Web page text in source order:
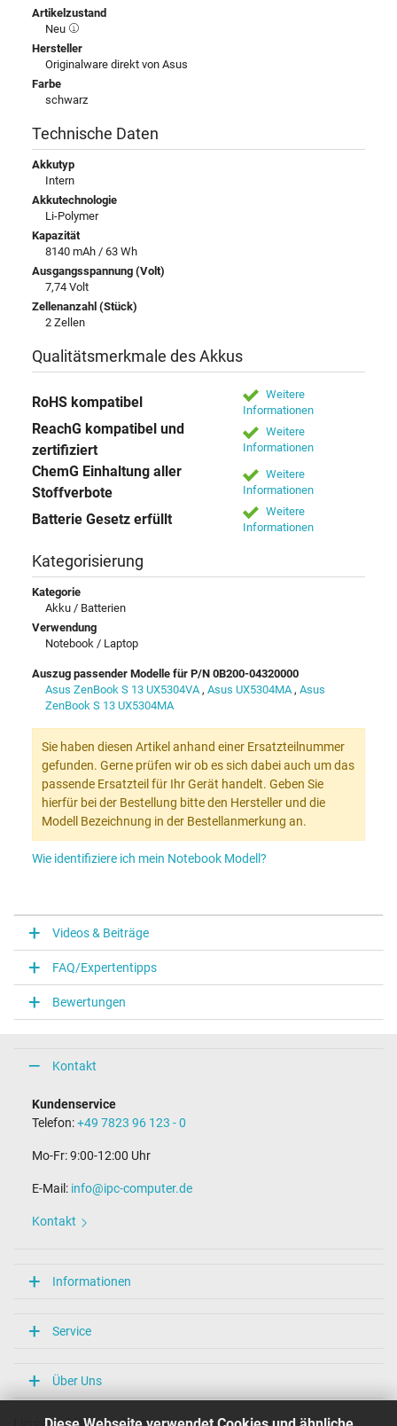
Artikelzustand
Neu
Hersteller
Originalware direkt von Asus
Farbe
schwarz
Technische Daten
Akkutyp
Intern
Akkutechnologie
Li-Polymer
Kapazität
8140 mAh / 63 Wh
Ausgangsspannung (Volt)
7,74 Volt
Zellenanzahl (Stück)
2 Zellen
Qualitätsmerkmale des Akkus
RoHS kompatibel
Weitere
Informationen
ReachG kompatibel und
zertifiziert
Weitere
Informationen
ChemG Einhaltung aller
Stoffverbote
Weitere
Informationen
Batterie Gesetz erfüllt
Weitere
Informationen
Kategorisierung
Kategorie
Akku / Batterien
Verwendung
Notebook / Laptop
Auszug passender Modelle für P/N 0B200-04320000
Asus ZenBook S 13 UX5304VA, Asus UX5304MA, Asus
ZenBook S 13 UX5304MA
Sie haben diesen Artikel anhand einer Ersatzteilnummer
gefunden. Gerne prüfen wir ob es sich dabei auch um das
passende Ersatzteil für Ihr Gerät handelt. Geben Sie
hierfür bei der Bestellung bitte den Hersteller und die
Modell Bezeichnung in der Bestellanmerkung an.
Wie identifiziere ich mein Notebook Modell?
Videos & Beiträge
FAQ/Expertentipps
Bewertungen
Kontakt
Kundenservice
Telefon:+49 7823 96 123 - 0
Mo-Fr: 9:00-12:00 Uhr
E-Mail: info@ipc-computer.de
Kontakt
Informationen
Service
Über Uns